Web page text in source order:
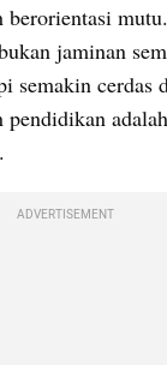
jaminan
semakin cerdas
ADVERTISEMENT